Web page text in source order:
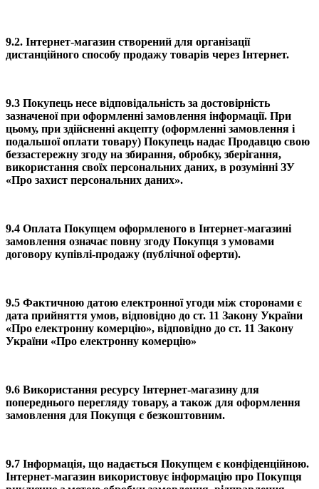
9.2. Інтернет-магазин створений для організації
дистанційного способу продажу товарів через Інтернет.
9.3 Покупець несе відповідальність за достовірність
зазначеної при оформленні замовлення інформації. При
цьому, при здійсненні акцепту (оформленні замовлення і
подальшої оплати товару) Покупець надає Продавцю свою
беззастережну згоду на збирання, обробку, зберігання,
використання своїх персональних даних, в розумінні ЗУ
«Про захист персональних даних».
9.4 Оплата Покупцем оформленого в Інтернет-магазині
замовлення означає повну згоду Покупця з умовами
договору купівлі-продажу (публічної оферти).
9.5 Фактичною датою електронної угоди між сторонами є
дата прийняття умов, відповідно до ст. 11 Закону України
«Про електронну комерцію», відповідно до ст. 11 Закону
України «Про електронну комерцію»
9.6 Використання ресурсу Інтернет-магазину для
попереднього перегляду товару, а також для оформлення
замовлення для Покупця є безкоштовним.
9.7 Інформація, що надається Покупцем є конфіденційною.
Інтернет-магазин використовує інформацію про Покупця